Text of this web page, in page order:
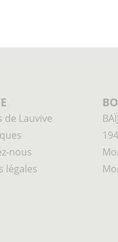
de Lauvive
nous
légales